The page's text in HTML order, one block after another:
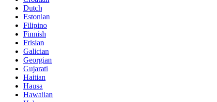
Dutch
Estonian
Filipino
Finnish
Frisian
Galician
Georgian
Gujarati
Haitian
Hausa
Hawaiian